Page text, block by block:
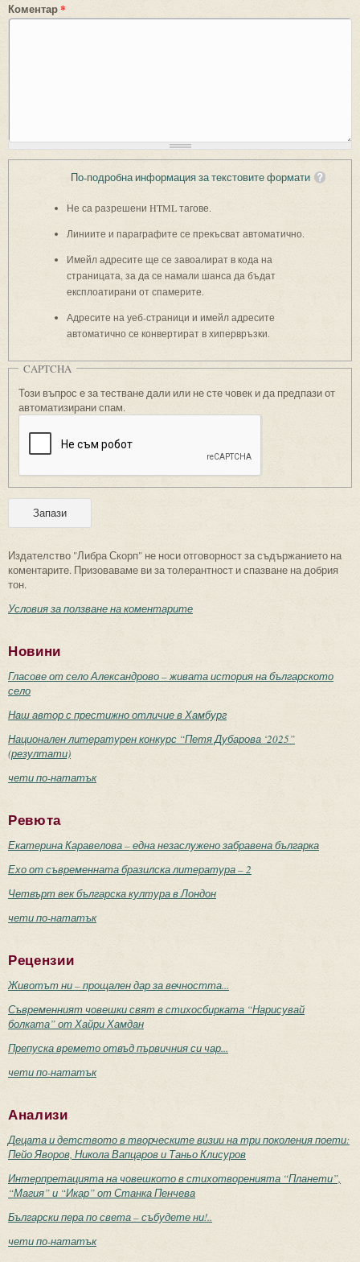
Коментар*
По-подробна информация за текстовите формати
Не са разрешени HTML тагове.
Линиите и параграфите се прекъсват автоматично.
Имейл адресите ще се завоалират в кода на
страницата, за да се намали шанса да бъдат
експлоатирани от спамерите.
Адресите на уеб-страници и имейл адресите
автоматично се конвертират в хипервръзки.
CAPTCHA
Този въпрос е за тестване дали или не сте човек и да предпази от
автоматизирани спам.
Издателство "Либра Скорп" не носи отговорност за съдържанието на
коментарите. Призоваваме ви за толерантност и спазване на добрия
тон.
Условия за ползване на коментарите
Новини
Гласове от село Александрово – живата история на българското
село
Наш автор с престижно отличие в Хамбург
Национален литературен конкурс “Петя Дубарова ‘2025”
(резултати)
чети по-нататък
Ревюта
Екатерина Каравелова – една незаслужено забравена българка
Ехо от съвременната бразилска литература – 2
Четвърт век българска култура в Лондон
чети по-нататък
Рецензии
Животът ни – прощален дар за вечността...
Съвременният човешки свят в стихосбирката “Нарисувай
болката” от Хайри Хамдан
Препуска времето отвъд първичния си чар...
чети по-нататък
Анализи
Децата и детството в творческите визии на три поколения поети:
Пейо Яворов, Никола Вапцаров и Таньо Клисуров
Интерпретацията на човешкото в стихотворенията “Планети”,
“Магия” и “Икар” от Станка Пенчева
Български пера по света – събудете ни!..
чети по-нататък